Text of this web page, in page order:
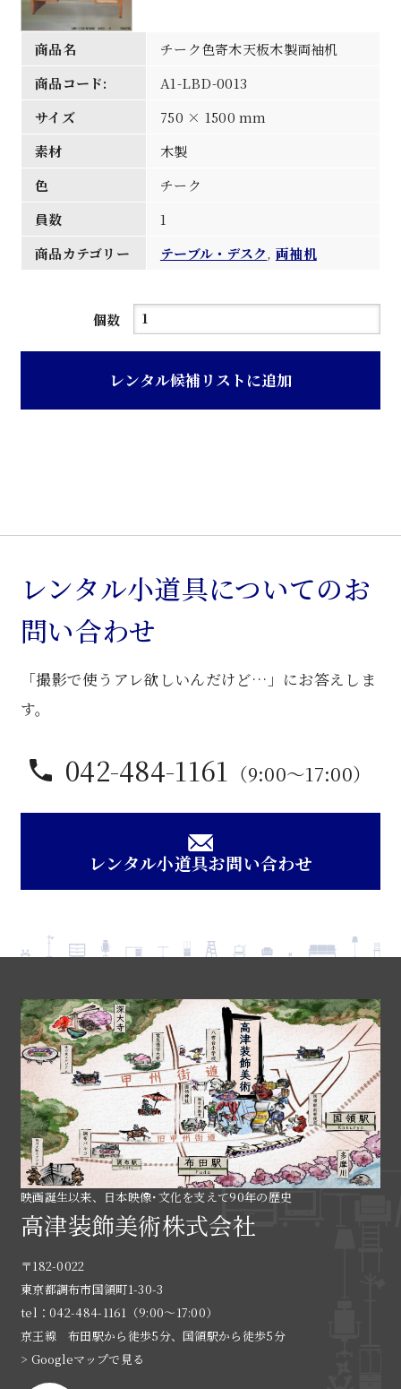
商品名
チーク色寄木天板木製両袖机
商品コード:
A1-LBD-0013
サイズ
750 × 1500 mm
素材
木製
色
チーク
員数
1
商品カテゴリー
テーブル・デスク, 両袖机
個数
チ
色
両
袖
机
レンタル候補リストに追加
レンタル小道具についてのお
問い合わせ
「撮影で使うアレ欲しいんだけど…」にお答えしま
す。
042-484-1161 （9:00〜17:00）
レンタル小道具お問い合わせ
映画誕生以来、日本映像･文化を支えて90年の歴史
高津装飾美術株式会社
〒182-0022
東京都調布市国領町1-30-3
tel：042-484-1161（9:00〜17:00）
京王線 布田駅から徒歩5分、国領駅から徒歩5分
> Googleマップで見る